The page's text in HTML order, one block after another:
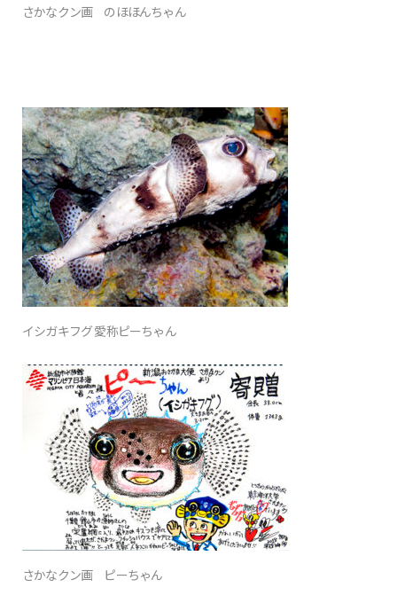
さかなクン画 のほほんちゃん
イシガキフグ 愛称ピーちゃん
さかなクン画 ピーちゃん